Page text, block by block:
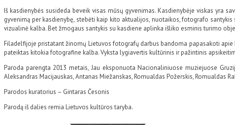
Iš kasdienybės susideda beveik visas mūsų gyvenimas. Kasdienybėje viskas yra
gyvenimą per kasdienybę, stebėti kaip kito aktualijos, nuotaikos, fotografo
vizualinė kalba. Bet žmogaus santykis su kasdiene aplinka išliko esminis turimo
Filadelfijoje pristatant žinomų Lietuvos fotografų darbus bandoma papasakoti
pateiktas kitokia fotografine kalba. Vyksta lygiavertis kultūrinis ir pažintinis
Paroda parengta 2013 metais, Jau eksponuota Nacionaliniuose muziejuose
Aleksandras Macijauskas, Antanas Miežanskas, Romualdas Požerskis, Romualdas
Parodos kuratorius – Gintaras Česonis
Parodą iš dalies remia Lietuvos kultūros taryba.